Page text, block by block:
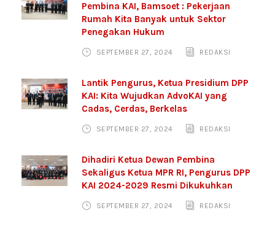
Pembina KAI, Bamsoet : Pekerjaan
Rumah Kita Banyak untuk Sektor
Penegakan Hukum
SEPTEMBER 27, 2024 REDAKSI
Lantik Pengurus, Ketua Presidium DPP
KAI: Kita Wujudkan AdvoKAI yang
Cadas, Cerdas, Berkelas
SEPTEMBER 27, 2024 REDAKSI
Dihadiri Ketua Dewan Pembina
Sekaligus Ketua MPR RI, Pengurus DPP
KAI 2024-2029 Resmi Dikukuhkan
SEPTEMBER 27, 2024 REDAKSI